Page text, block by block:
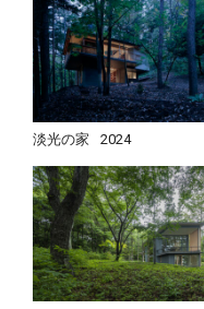
淡光の家 2024